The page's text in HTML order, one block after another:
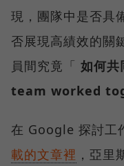
現，團隊中是否具
否展現高績效的關
員間究竟「 如何
team worked
在 Google 探討工
載的文章裡 ，亞里